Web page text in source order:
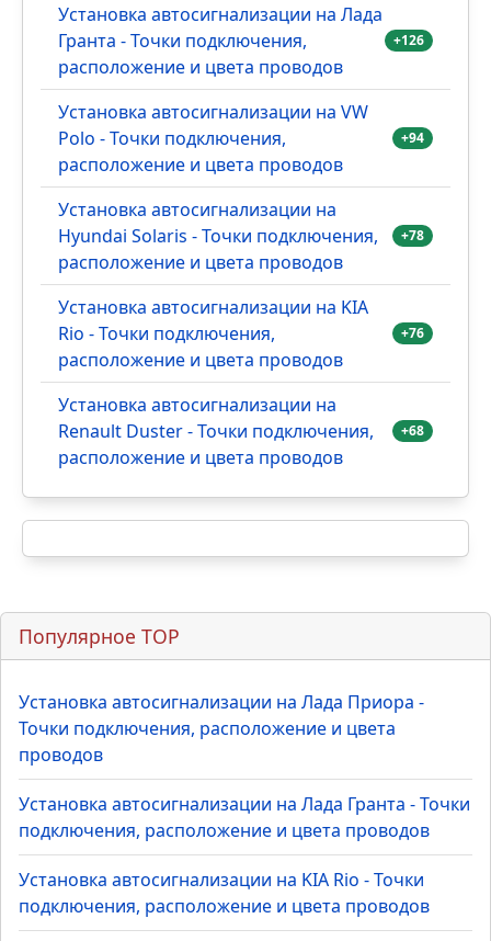
Установка автосигнализации на Лада
Гранта - Точки подключения,
расположение и цвета проводов
+126
Установка автосигнализации на VW
Polo - Точки подключения,
расположение и цвета проводов
+94
Установка автосигнализации на
Hyundai Solaris - Точки подключения,
расположение и цвета проводов
+78
Установка автосигнализации на KIA
Rio - Точки подключения,
расположение и цвета проводов
+76
Установка автосигнализации на
Renault Duster - Точки подключения,
расположение и цвета проводов
+68
Популярное TOP
Установка автосигнализации на Лада Приора -
Точки подключения, расположение и цвета
проводов
Установка автосигнализации на Лада Гранта - Точки
подключения, расположение и цвета проводов
Установка автосигнализации на KIA Rio - Точки
подключения, расположение и цвета проводов